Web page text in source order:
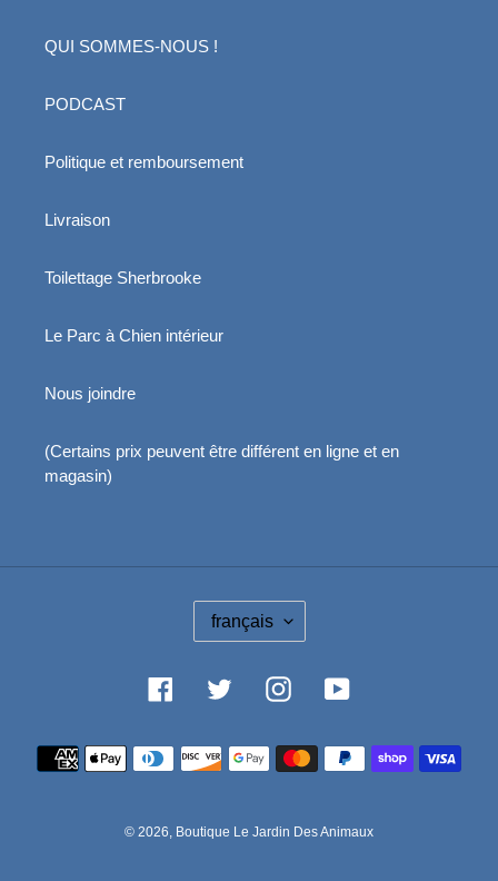
QUI SOMMES-NOUS !
PODCAST
Politique et remboursement
Livraison
Toilettage Sherbrooke
Le Parc à Chien intérieur
Nous joindre
(Certains prix peuvent être différent en ligne et en
magasin)
A
G
U
français
Facebook Twitter InstagramYouTube
Moyens
de
© 2026, Boutique Le Jardin Des Animaux